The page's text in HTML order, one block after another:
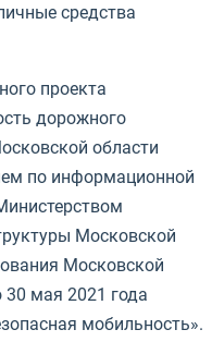
средства
проекта
дорожного
области
по информационной
Московской
Московской
30 мая 2021 года
мобильность».